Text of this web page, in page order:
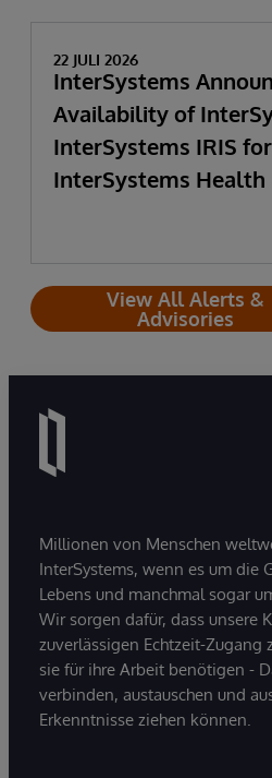
22 JULI 2026
InterSystems
Availability of
InterSystems IRIS
InterSystems Health
View All Alerts &
Advisories
Millionen von Menschen
InterSystems, wenn es um die
Lebens und manchmal sogar
Wir sorgen dafür, dass unsere
zuverlässigen Echtzeit-Zugang
sie für ihre Arbeit benötigen -
verbinden, austauschen und
Erkenntnisse ziehen können.